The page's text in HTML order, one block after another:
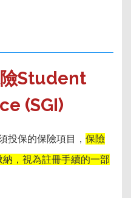
Student
(SGI)
投保的保險項目， 保險
，視為註冊手續的一部